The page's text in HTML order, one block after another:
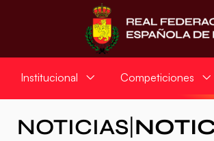
Institucional Competiciones
NOTICIAS